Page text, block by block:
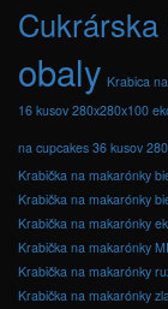
obaly Krabica
16 kusov 280x280x100
na cupcakes 36 kusov
Krabička na makarónky
Krabička na makarónky
Krabička na makarónky
Krabička na makarónky
Krabička na makarónky
Krabička na makarónky